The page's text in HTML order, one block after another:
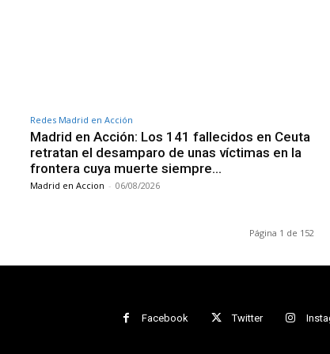
Redes Madrid en Acción
Madrid en Acción: Los 141 fallecidos en Ceuta
retratan el desamparo de unas víctimas en la
frontera cuya muerte siempre…
Madrid en Accion - 06/08/2026
Página 1 de 152
Facebook Twitter